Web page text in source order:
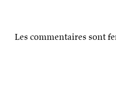
Les commentaires sont